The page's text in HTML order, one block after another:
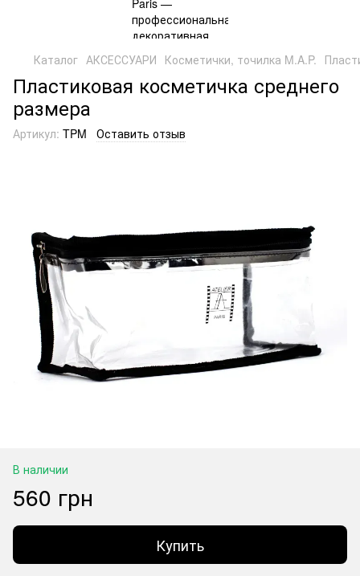
Каталог АКСЕССУАРИ Косметички, точилка M.A.P.
Пластиковая косметичка среднего
размера
Артикул: TPM Оставить отзыв
В наличии
560 грн
Купить